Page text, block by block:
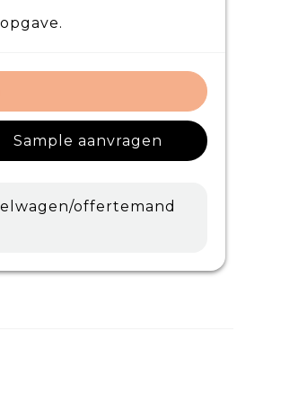
Sample aanvragen
offertemand